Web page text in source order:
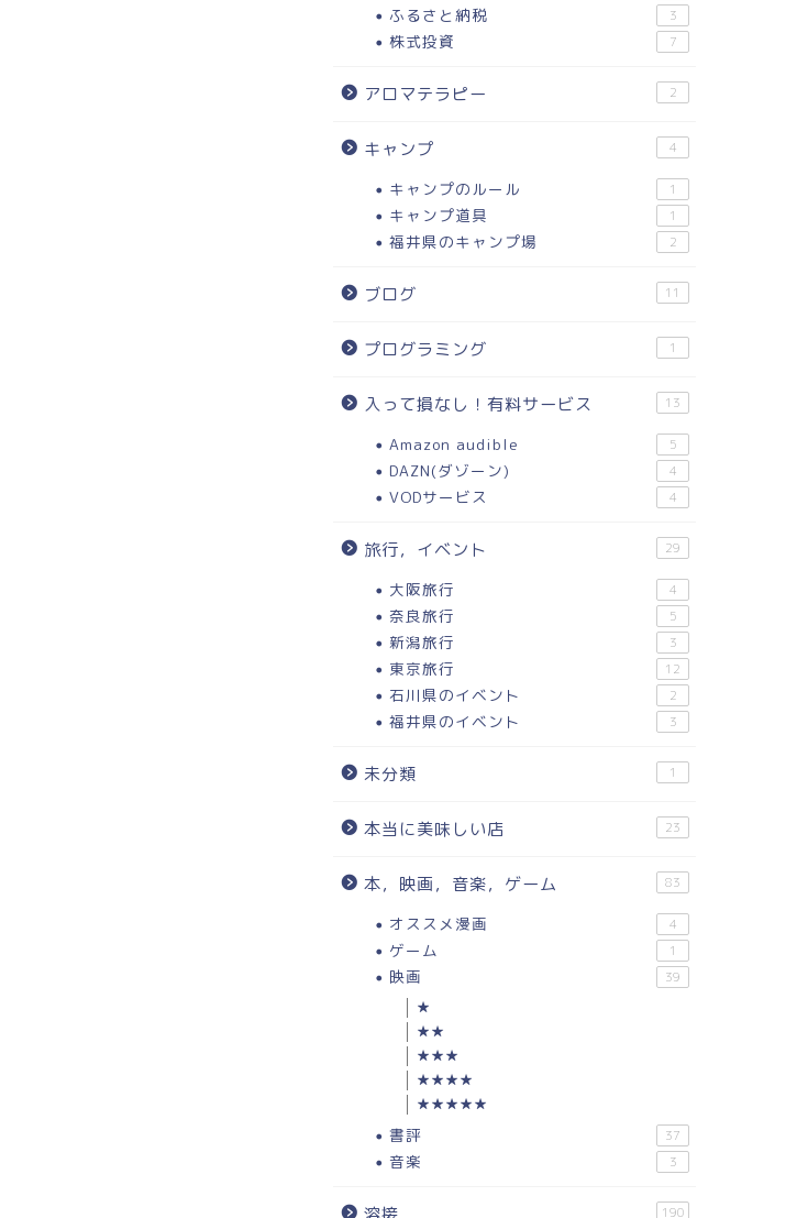
ふるさと納税 3
株式投資 7
アロマテラピー 2
キャンプ 4
キャンプのルール 1
キャンプ道具 1
福井県のキャンプ場 2
ブログ 11
プログラミング 1
入って損なし！有料サービス 13
Amazon audible 5
DAZN(ダゾーン) 4
VODサービス 4
旅行，イベント 29
大阪旅行 4
奈良旅行 5
新潟旅行 3
東京旅行 12
石川県のイベント 2
福井県のイベント 3
未分類 1
本当に美味しい店 23
本，映画，音楽，ゲーム 83
オススメ漫画 4
ゲーム 1
映画 39
★
★★
★★★
★★★★
★★★★★
書評 37
音楽 3
190